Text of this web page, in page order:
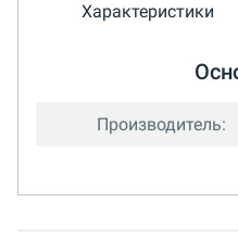
Характеристики
Производитель: